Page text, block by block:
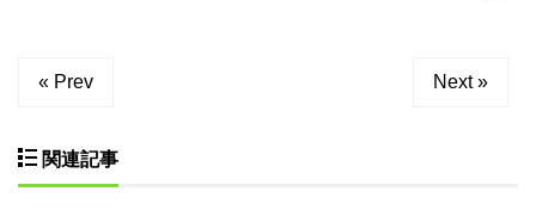
« Prev Next »
関連記事